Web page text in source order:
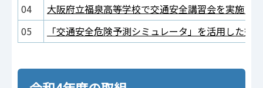
04
大阪府立福泉高等学校で交通安全講習会を実施い
05
「交通安全危険予測シミュレータ」を活用した交